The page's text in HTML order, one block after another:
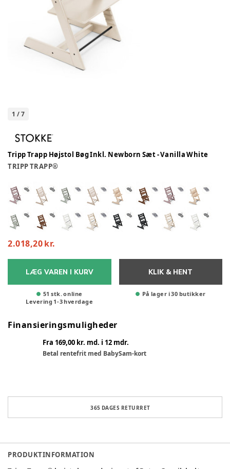
1 /7
Tripp Trapp Højstol Bøg Inkl. Newborn Sæt - Vanilla White
TRIPP TRAPP®
2.018,20 kr.
LÆG VAREN I KURV
51 stk. online
Levering 1-3hverdage
KLIK & HENT
På lager i 30 butikker
Finansieringsmuligheder
Fra 169,00 kr. md. i 12 mdr.
Betal rentefrit med BabySam-kort
365 DAGES RETURRET
PRODUKTINFORMATION